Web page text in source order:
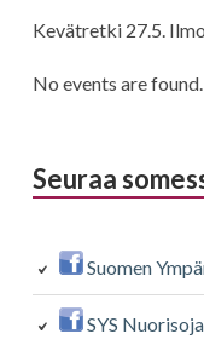
Kevätretki 27.5.
No events are found.
Seuraa
Suomen
SYS